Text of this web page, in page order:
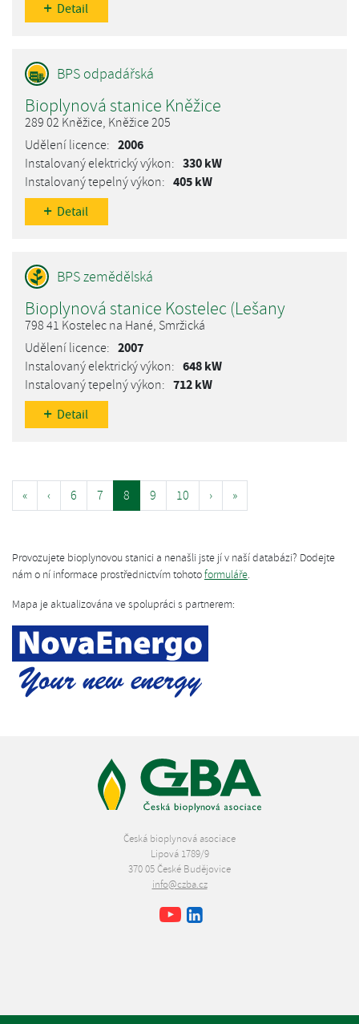
Detail
Bioplynová stanice Kněžice
289 02 Kněžice, Kněžice 205
2006
330 kW
405 kW
Detail
Bioplynová stanice Kostelec (Lešany
798 41 Kostelec na Hané, Smržická
2007
648 kW
712 kW
Detail
« ‹ 6 7 8 9 10 › »
Provozujete bioplynovou stanici a nenašli jste jí v naší databázi? Dodejte
nám o ní informace prostřednictvím tohotoformuláře.
Mapa je aktualizována ve spolupráci s partnerem:
Česká bioplynová asociace
Lipová 1789/9
370 05 České Budějovice
info@czba.cz
Facebook
Youtube